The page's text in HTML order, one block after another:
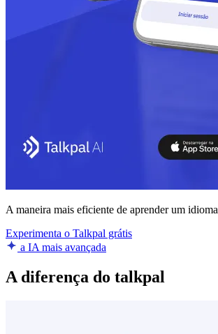
A maneira mais eficiente de aprender um idioma
Experimenta o Talkpal grátis
a IA mais avançada
A diferença do talkpal